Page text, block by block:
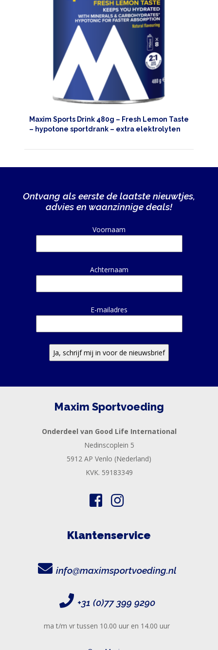
Maxim Sports Drink 480g – Fresh Lemon Taste
– hypotone sportdrank – extra elektrolyten
Ontvang als eerste de laatste nieuwtjes,
advies en waanzinnige deals!
Voornaam
Achternaam
E-mailadres
Alternative:
Maxim Sportvoeding
Onderdeel van Good Life International
Nedinscoplein 5
5912 AP Venlo (Nederland)
KVK. 59183349
Klantenservice
info@maximsportvoeding.nl
+31 (0)77 399 9290
ma t/m vr tussen 10.00 uur en 14.00 uur